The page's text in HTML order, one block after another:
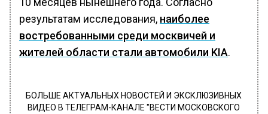
результатам исследования, наиболее
востребованными среди москвичей и
жителей области стали автомобили KIA.
БОЛЬШЕ АКТУАЛЬНЫХ НОВОСТЕЙ И ЭКСКЛЮЗИВНЫХ
ВИДЕО В ТЕЛЕГРАМ-КАНАЛЕ "ВЕСТИ МОСКОВСКОГО